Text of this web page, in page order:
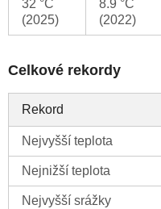
32 °C
(2025)
8.9 °C
(2022)
Celkové rekordy
Rekord
Nejvyšší teplota
Nejnižší teplota
Nejvyšší srážky